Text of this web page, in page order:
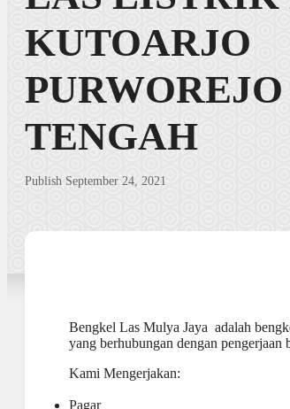
KUTOARJO
TENGAH
Publish September 24, 2021
Bengkel Las Mulya Jaya adalah
yang berhubungan dengan pengerjaan
Kami Mengerjakan:
Pagar